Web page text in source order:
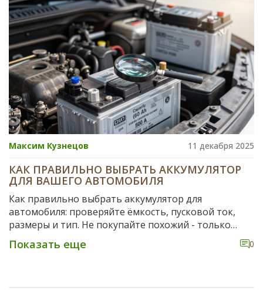
Максим Кузнецов 11 декабря 2025
КАК ПРАВИЛЬНО ВЫБРАТЬ АККУМУЛЯТОР
ДЛЯ ВАШЕГО АВТОМОБИЛЯ
Как правильно выбрать аккумулятор для
автомобиля: проверяйте ёмкость, пусковой ток,
размеры и тип. Не покупайте похожий - только
подходящий. Важно учитывать тип машины и
климат.
Показать еще 0